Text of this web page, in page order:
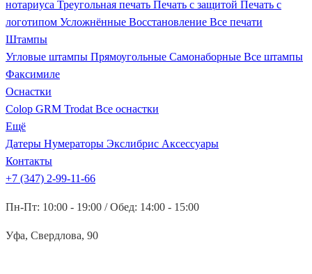
нотариуса Треугольная печать Печать с защитой Печать с
логотипом Усложнённые Восстановление Все печати
Штампы
Угловые штампы Прямоугольные Самонаборные Все штампы
Факсимиле
Оснастки
Colop GRM Trodat Все оснастки
Ещё
Датеры Нумераторы Экслибрис Аксессуары
Контакты
+7 (347) 2-99-11-66
Пн-Пт: 10:00 - 19:00 / Обед: 14:00 - 15:00
Уфа, Свердлова, 90